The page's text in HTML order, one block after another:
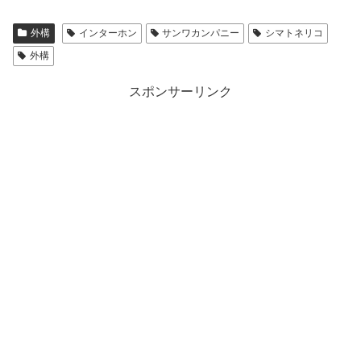
外構 インターホン サンワカンパニー
シマトネリコ
外構
スポンサーリンク